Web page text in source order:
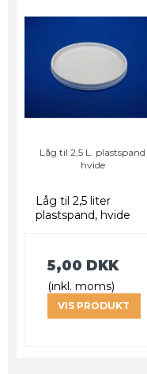
Låg til 2,5 L. plastspand
hvide
Låg til 2,5 liter
plastspand, hvide
5,00 DKK
(inkl. moms)
VIS PRODUKT